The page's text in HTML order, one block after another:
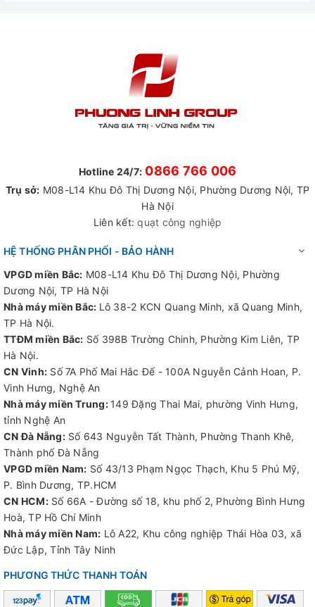
Hotline 24/7: 0866 766 006
Trụ sở: M08-L14 Khu Đô Thị Dương Nội, Phường Dương Nội, TP
Hà Nội
Liên kết:quạt công nghiệp
HỆ THỐNG PHÂN PHỐI - BẢO HÀNH
VPGD miền Bắc: M08-L14 Khu Đô Thị Dương Nội, Phường
Dương Nội, TP Hà Nội
Nhà máy miền Bắc: Lô 38-2 KCN Quang Minh, xã Quang Minh,
TP Hà Nội.
TTĐM miền Bắc: Số 398B Trường Chinh, Phường Kim Liên, TP
Hà Nội.
CN Vinh: Số 7A Phố Mai Hắc Đế - 100A Nguyễn Cảnh Hoan, P.
Vinh Hưng, Nghệ An
Nhà máy miền Trung: 149 Đặng Thai Mai, phường Vinh Hưng,
tỉnh Nghệ An
CN Đà Nẵng:Số 643 Nguyễn Tất Thành, Phường Thanh Khê,
Thành phố Đà Nẵng
VPGD miền Nam: Số 43/13 Phạm Ngọc Thạch, Khu 5 Phú Mỹ,
P. Bình Dương, TP.HCM
CN HCM:Số 66A - Đường số 18, khu phố 2, Phường Bình Hưng
Hoà, TP Hồ Chí Minh
Nhà máy miền Nam: Lô A22, Khu công nghiệp Thái Hòa 03, xã
Đức Lập, Tỉnh Tây Ninh
PHƯƠNG THỨC THANH TOÁN